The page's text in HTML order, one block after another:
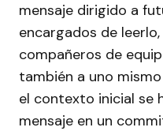
mensaje dirigido a
encargados de
compañeros de
también a uno
el contexto inicial se
mensaje en un